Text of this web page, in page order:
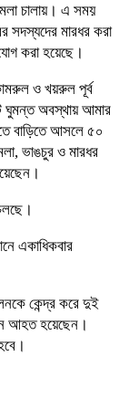
চালায়। এ সময়
সদস্যদের মারধর করা
করা হয়েছে।
ও খয়রুল পূর্ব
ঘুমন্ত অবস্থায় আমার
বাড়িতে আসলে ৫০
ভাঙচুর ও মারধর
একাধিকবার
কেন্দ্র করে দুই
আহত হয়েছেন।